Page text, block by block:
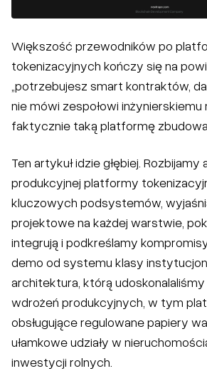
Większość przewodników po
tokenizacyjnych kończy się na
„potrzebujesz smart kontraktów,
nie mówi zespołowi inżynierskiemu
faktycznie taką platformę
Ten artykuł idzie głębiej.
produkcyjnej platformy
kluczowych podsystemów,
projektowe na każdej warstwie,
integrują i podkreślamy
demo od systemu klasy
architektura, którą
wdrożeń produkcyjnych, w tym
obsługujące regulowane papiery
ułamkowe udziały w
inwestycji rolnych.